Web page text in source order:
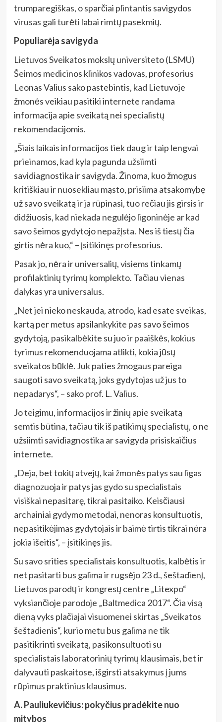
trumparegiškas, o sparčiai plintantis savigydos
virusas gali turėti labai rimtų pasekmių.
Populiarėja savigyda
Lietuvos Sveikatos mokslų universiteto (LSMU)
Šeimos medicinos klinikos vadovas, profesorius
Leonas Valius sako pastebintis, kad Lietuvoje
žmonės veikiau pasitiki internete randama
informacija apie sveikatą nei specialistų
rekomendacijomis.
„Šiais laikais informacijos tiek daug ir taip lengvai
prieinamos, kad kyla pagunda užsiimti
savidiagnostika ir savigyda. Žinoma, kuo žmogus
kritiškiau ir nuosekliau mąsto, prisiima atsakomybę
už savo sveikatą ir ja rūpinasi, tuo rečiau jis girsis ir
didžiuosis, kad niekada negulėjo ligoninėje ar kad
savo šeimos gydytojo nepažįsta. Nes iš tiesų čia
girtis nėra kuo,“ – įsitikinęs profesorius.
Pasak jo, nėra ir universalių, visiems tinkamų
profilaktinių tyrimų komplekto. Tačiau vienas
dalykas yra universalus.
„Net jei nieko neskauda, atrodo, kad esate sveikas,
kartą per metus apsilankykite pas savo šeimos
gydytoją, pasikalbėkite su juo ir paaiškės, kokius
tyrimus rekomenduojama atlikti, kokia jūsų
sveikatos būklė. Juk paties žmogaus pareiga
saugoti savo sveikatą, joks gydytojas už jus to
nepadarys“, – sako prof. L. Valius.
Jo teigimu, informacijos ir žinių apie sveikatą
semtis būtina, tačiau tik iš patikimų specialistų, o ne
užsiimti savidiagnostika ar savigyda prisiskaičius
internete.
„Deja, bet tokių atvejų, kai žmonės patys sau ligas
diagnozuoja ir patys jas gydo su specialistais
visiškai nepasitarę, tikrai pasitaiko. Keisčiausi
archainiai gydymo metodai, nenoras konsultuotis,
nepasitikėjimas gydytojais ir baimė tirtis tikrai nėra
jokia išeitis“, – įsitikinęs jis.
Su savo srities specialistais konsultuotis, kalbėtis ir
net pasitarti bus galima ir rugsėjo 23 d., šeštadienį,
Lietuvos parodų ir kongresų centre „Litexpo“
vyksiančioje parodoje „Baltmedica 2017“. Čia visą
dieną vyks plačiajai visuomenei skirtas „Sveikatos
šeštadienis“, kurio metu bus galima ne tik
pasitikrinti sveikatą, pasikonsultuoti su
specialistais laboratorinių tyrimų klausimais, bet ir
dalyvauti paskaitose, išgirsti atsakymus į jums
rūpimus praktinius klausimus.
A. Pauliukevičius: pokyčius pradėkite nuo
mitybos